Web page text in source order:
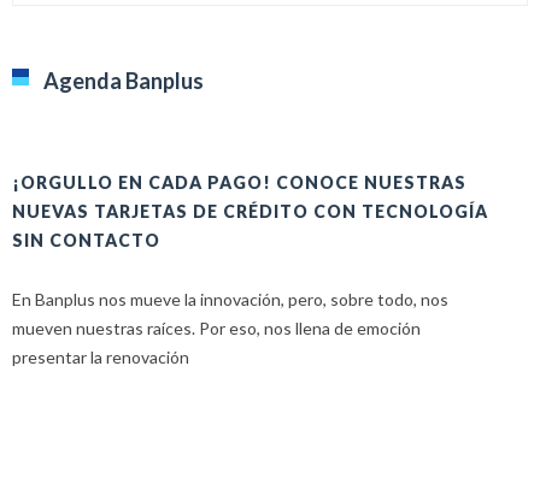
Agenda Banplus
¡ORGULLO EN CADA PAGO! CONOCE NUESTRAS
NUEVAS TARJETAS DE CRÉDITO CON TECNOLOGÍA
SIN CONTACTO
En Banplus nos mueve la innovación, pero, sobre todo, nos
mueven nuestras raíces. Por eso, nos llena de emoción
presentar la renovación